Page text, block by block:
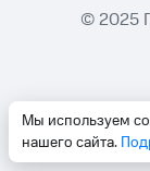
Мы используем
нашего сайта.
© 2025